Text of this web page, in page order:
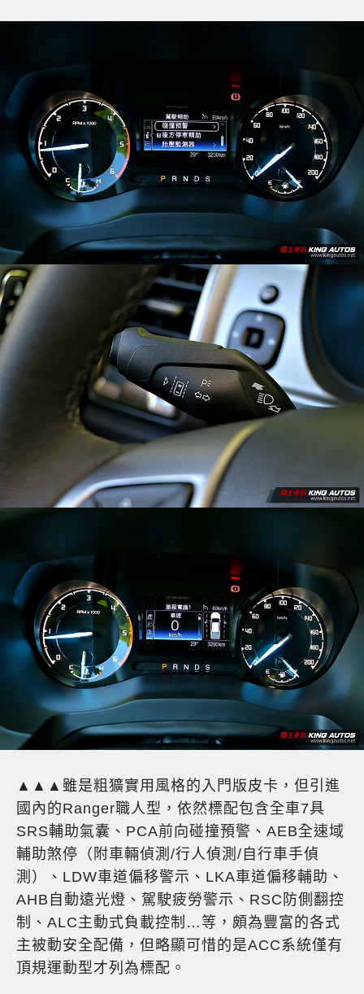
▲▲▲雖是粗獷實用風格的入門版皮卡，但引進
國內的Ranger職人型，依然標配包含全車7具
SRS輔助氣囊、PCA前向碰撞預警、AEB全速域
輔助煞停（附車輛偵測/行人偵測/自行車手偵
測）、LDW車道偏移警示、LKA車道偏移輔助、
AHB自動遠光燈、駕駛疲勞警示、RSC防側翻控
制、ALC主動式負載控制…等，頗為豐富的各式
主被動安全配備，但略顯可惜的是ACC系統僅有
頂規運動型才列為標配。